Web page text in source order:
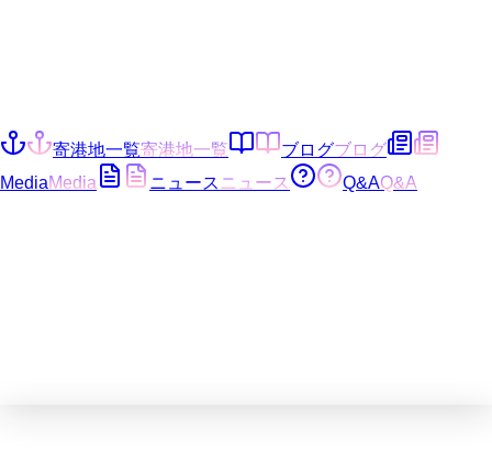
寄港地一覧寄港地一覧 ブログブログ
MediaMedia ニュース ニュース Q&AQ&A